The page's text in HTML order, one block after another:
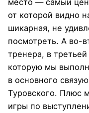
место — самый
от которой видно
шикарная, не
посмотреть. А во-
тренера, в
которую мы
в основного
Туровского. Плюс
игры по